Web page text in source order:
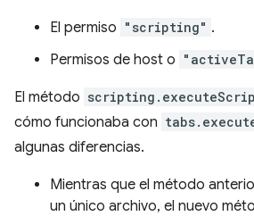
El permiso "scripting" .
Permisos de host o
El método
cómo funcionaba con
algunas diferencias.
Mientras que el método
un único archivo, el nuevo